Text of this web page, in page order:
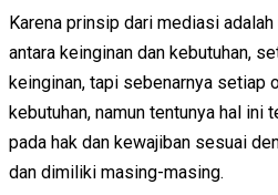
Karena prinsip dari mediasi
antara keinginan dan kebutuhan,
keinginan, tapi sebenarnya setiap
kebutuhan, namun tentunya hal ini
pada hak dan kewajiban sesuai
dan dimiliki masing-masing.